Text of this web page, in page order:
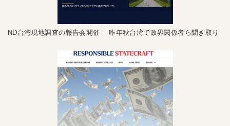
ND台湾現地調査の報告会開催 昨年秋台湾で政界関係者ら聞き取り